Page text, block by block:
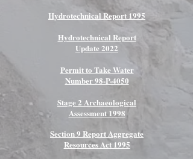
Hydrotechnical Report 1995
Hydrotechnical Report
Update 2022
Permit to Take Water
Number 98-P-4050
Stage 2 Archaeological
Assessment 1998
Section 9 Report Aggregate
Resources Act 1995